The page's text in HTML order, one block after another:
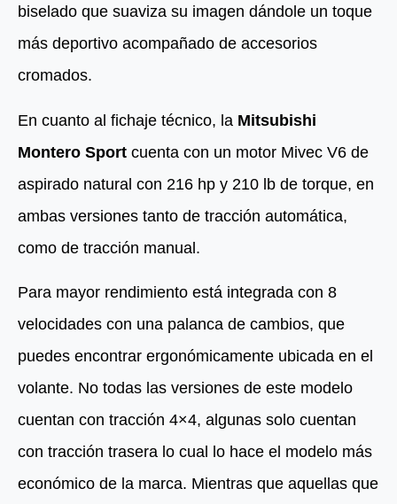
biselado que suaviza su imagen dándole un toque
más deportivo acompañado de accesorios
cromados.
En cuanto al fichaje técnico, la Mitsubishi
Montero Sport cuenta con un motor Mivec V6 de
aspirado natural con 216 hp y 210 lb de torque, en
ambas versiones tanto de tracción automática,
como de tracción manual.
Para mayor rendimiento está integrada con 8
velocidades con una palanca de cambios, que
puedes encontrar ergonómicamente ubicada en el
volante. No todas las versiones de este modelo
cuentan con tracción 4×4, algunas solo cuentan
con tracción trasera lo cual lo hace el modelo más
económico de la marca. Mientras que aquellas que